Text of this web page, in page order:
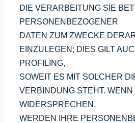
DIE VERARBEITUNG SIE
PERSONENBEZOGENER
DATEN ZUM ZWECKE
EINZULEGEN; DIES GILT
PROFILING,
SOWEIT ES MIT SOLCHER
VERBINDUNG STEHT. WENN
WIDERSPRECHEN,
WERDEN IHRE